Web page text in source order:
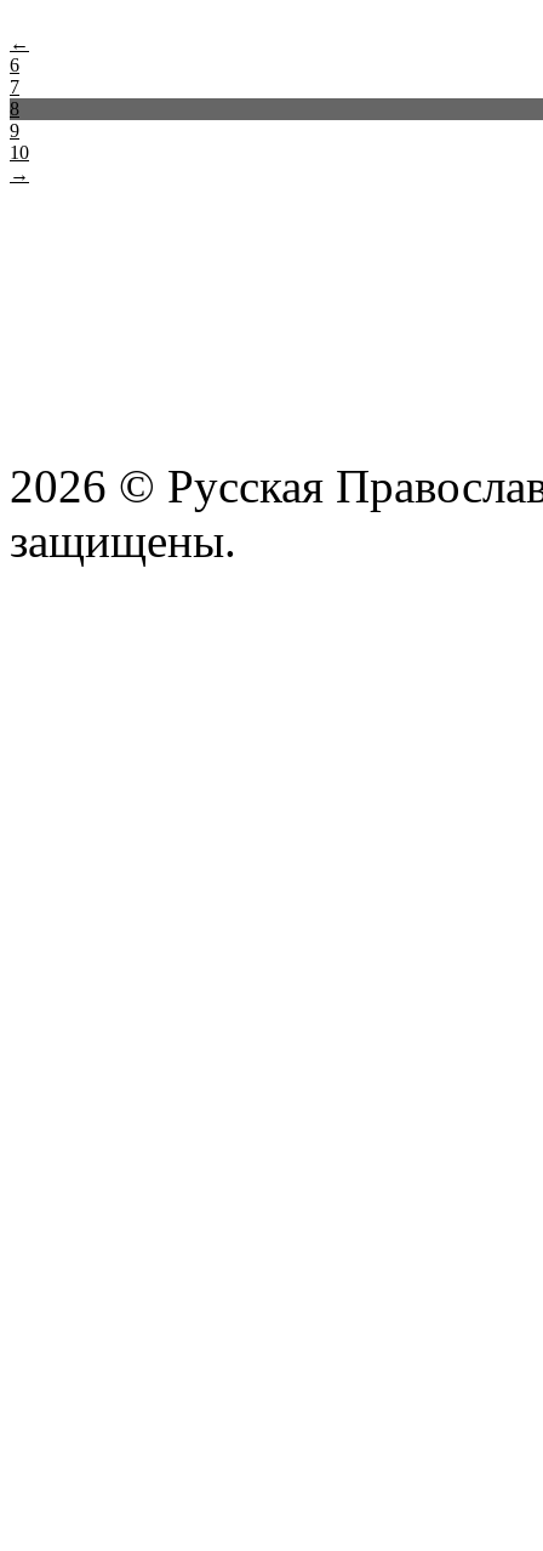
←
6
7
8
9
10
→
2026 © Русская
защищены.